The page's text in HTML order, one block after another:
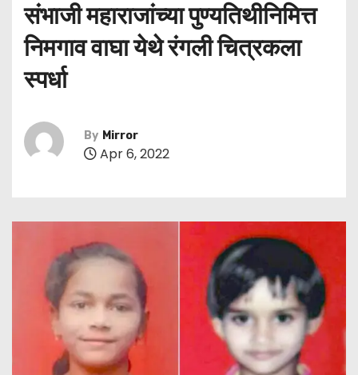
संभाजी महाराजांच्या पुण्यतिथीनिमित्त
निमगाव वाघा येथे रंगली चित्रकला
स्पर्धा
By Mirror
Apr 6, 2022